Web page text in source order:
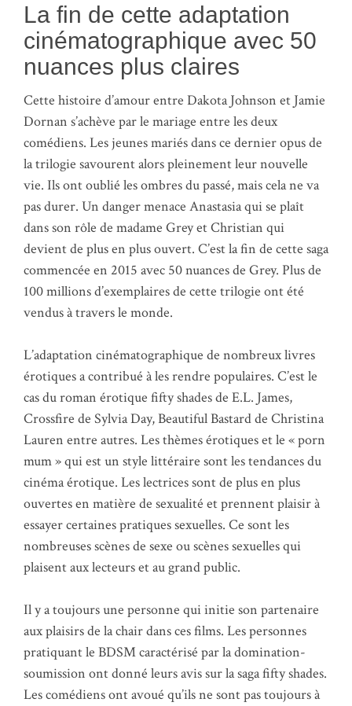
La fin de cette adaptation
cinématographique avec 50
nuances plus claires
Cette histoire d’amour entre Dakota Johnson et Jamie
Dornan s’achève par le mariage entre les deux
comédiens. Les jeunes mariés dans ce dernier opus de
la trilogie savourent alors pleinement leur nouvelle
vie. Ils ont oublié les ombres du passé, mais cela ne va
pas durer. Un danger menace Anastasia qui se plaît
dans son rôle de madame Grey et Christian qui
devient de plus en plus ouvert. C’est la fin de cette saga
commencée en 2015 avec 50 nuances de Grey. Plus de
100 millions d’exemplaires de cette trilogie ont été
vendus à travers le monde.
L’adaptation cinématographique de nombreux livres
érotiques a contribué à les rendre populaires. C’est le
cas du roman érotique fifty shades de E.L. James,
Crossfire de Sylvia Day, Beautiful Bastard de Christina
Lauren entre autres. Les thèmes érotiques et le « porn
mum » qui est un style littéraire sont les tendances du
cinéma érotique. Les lectrices sont de plus en plus
ouvertes en matière de sexualité et prennent plaisir à
essayer certaines pratiques sexuelles. Ce sont les
nombreuses scènes de sexe ou scènes sexuelles qui
plaisent aux lecteurs et au grand public.
Il y a toujours une personne qui initie son partenaire
aux plaisirs de la chair dans ces films. Les personnes
pratiquant le BDSM caractérisé par la domination-
soumission ont donné leurs avis sur la saga fifty shades.
Les comédiens ont avoué qu’ils ne sont pas toujours à